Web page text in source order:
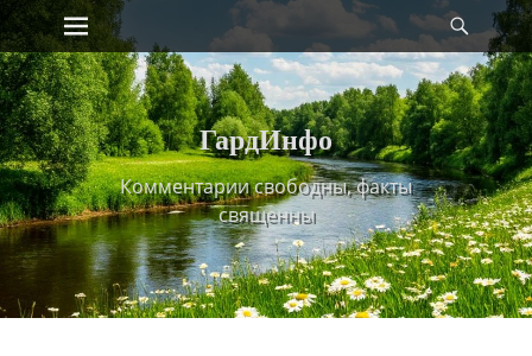
Skip
to
content
Primary Menu
ГардИнфо
Комментарии свободны, факты
священны